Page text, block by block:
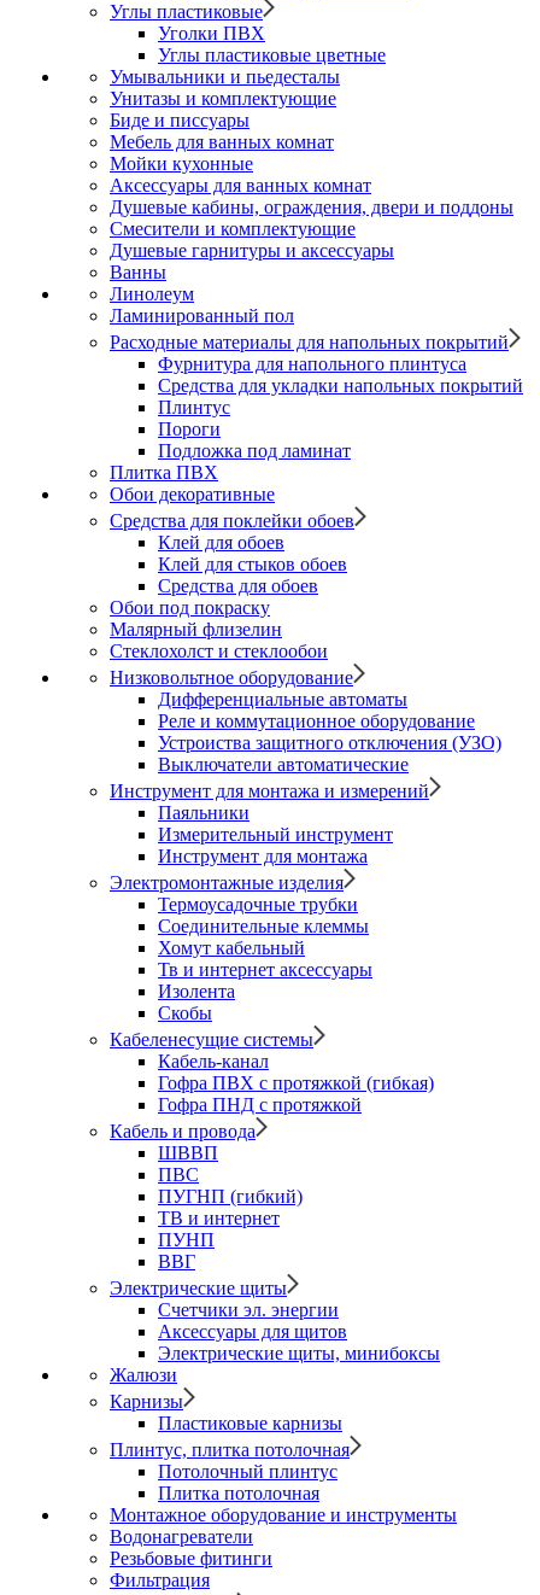
Углы пластиковые
Уголки ПВХ
Углы пластиковые цветные
Умывальники и пьедесталы
Унитазы и комплектующие
Биде и писсуары
Мебель для ванных комнат
Мойки кухонные
Аксессуары для ванных комнат
Душевые кабины, ограждения, двери и поддоны
Смесители и комплектующие
Душевые гарнитуры и аксессуары
Ванны
Линолеум
Ламинированный пол
Расходные материалы для напольных покрытий
Фурнитура для напольного плинтуса
Средства для укладки напольных покрытий
Плинтус
Пороги
Подложка под ламинат
Плитка ПВХ
Обои декоративные
Средства для поклейки обоев
Клей для обоев
Клей для стыков обоев
Средства для обоев
Обои под покраску
Малярный флизелин
Стеклохолст и стеклообои
Низковольтное оборудование
Дифференциальные автоматы
Реле и коммутационное оборудование
Устроиства защитного отключения (УЗО)
Выключатели автоматические
Инструмент для монтажа и измерений
Паяльники
Измерительный инструмент
Инструмент для монтажа
Электромонтажные изделия
Термоусадочные трубки
Соединительные клеммы
Хомут кабельный
Тв и интернет аксессуары
Изолента
Скобы
Кабеленесущие системы
Кабель-канал
Гофра ПВХ с протяжкой (гибкая)
Гофра ПНД с протяжкой
Кабель и провода
ШВВП
ПВС
ПУГНП (гибкий)
ТВ и интернет
ПУНП
ВВГ
Электрические щиты
Счетчики эл. энергии
Аксессуары для щитов
Электрические щиты, минибоксы
Жалюзи
Карнизы
Пластиковые карнизы
Плинтус, плитка потолочная
Потолочный плинтус
Плитка потолочная
Монтажное оборудование и инструменты
Водонагреватели
Резьбовые фитинги
Фильтрация